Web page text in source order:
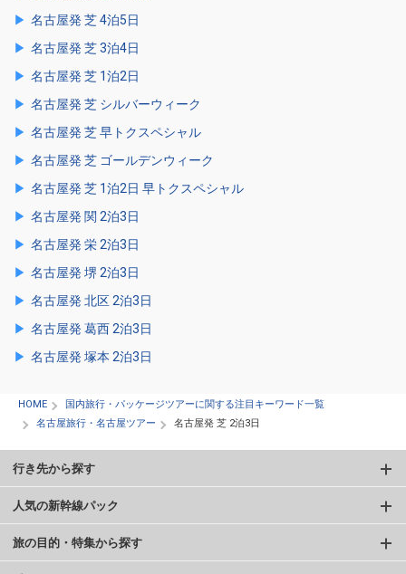
名古屋発 芝 4泊5日
名古屋発 芝 3泊4日
名古屋発 芝 1泊2日
名古屋発 芝 シルバーウィーク
名古屋発 芝 早トクスペシャル
名古屋発 芝 ゴールデンウィーク
名古屋発 芝 1泊2日 早トクスペシャル
名古屋発 関 2泊3日
名古屋発 栄 2泊3日
名古屋発 堺 2泊3日
名古屋発 北区 2泊3日
名古屋発 葛西 2泊3日
名古屋発 塚本 2泊3日
HOME
国内旅行・パッケージツアーに関する注目キーワード一覧
名古屋旅行・名古屋ツアー
名古屋発 芝 2泊3日
行き先から探す
人気の新幹線パック
旅の目的・特集から探す